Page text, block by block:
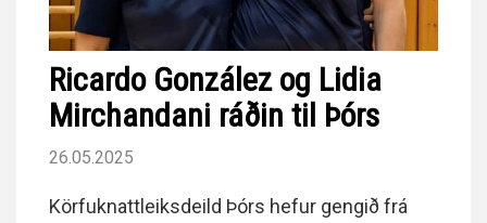
Ricardo González og Lidia
Mirchandani ráðin til Þórs
26.05.2025
Körfuknattleiksdeild Þórs hefur gengið frá